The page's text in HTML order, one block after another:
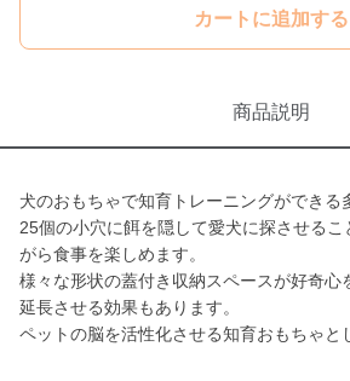
カートに追加する
商品説明
犬のおもちゃで知育トレーニングができる
25個の小穴に餌を隠して愛犬に探させる
がら食事を楽しめます。
様々な形状の蓋付き収納スペースが好奇心
延長させる効果もあります。
ペットの脳を活性化させる知育おもちゃと